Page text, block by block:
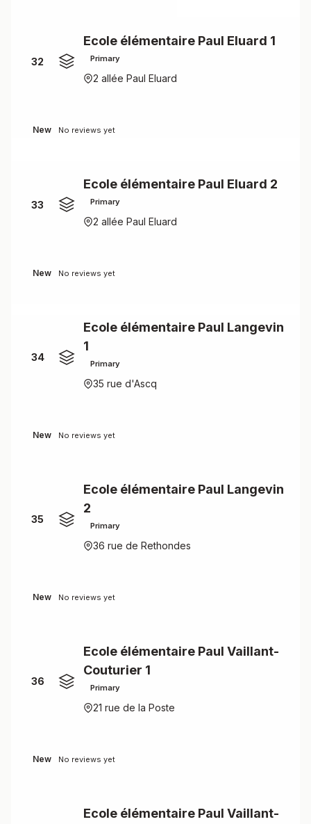
32
Ecole élémentaire Paul Eluard 1
Primary
2 allée Paul Eluard
New No reviews yet
33
Ecole élémentaire Paul Eluard 2
Primary
2 allée Paul Eluard
New No reviews yet
34
Ecole élémentaire Paul Langevin
1
Primary
35 rue d'Ascq
New No reviews yet
35
Ecole élémentaire Paul Langevin
2
Primary
36 rue de Rethondes
New No reviews yet
36
Ecole élémentaire Paul Vaillant-
Couturier 1
Primary
21 rue de la Poste
New No reviews yet
Ecole élémentaire Paul Vaillant-